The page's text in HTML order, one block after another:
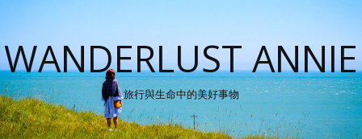
WANDERLUST ANNIE
旅行與生命中的美好事物